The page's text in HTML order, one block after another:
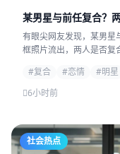
某男星与前任复合？
有眼尖网友发现，某男星
框照片流出，两人是否复
#复合
#恋情
#明星
6小时前
社会热点